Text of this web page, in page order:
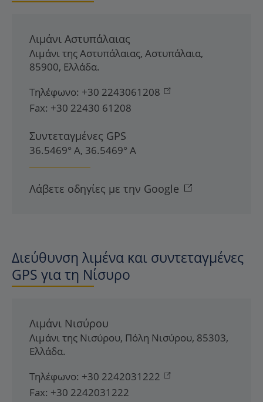
Λιμάνι Αστυπάλαιας
Λιμάνι της Αστυπάλαιας, Αστυπάλαια,
85900, Ελλάδα.
Τηλέφωνο: +30 2243061208
Fax: +30 22430 61208
Συντεταγμένες GPS
36.5469° Α, 36.5469° Α
Λάβετε οδηγίες με την Google
Διεύθυνση λιμένα και συντεταγμένες
GPS για τη Νίσυρο
Λιμάνι Νισύρου
Λιμάνι της Νισύρου, Πόλη Νισύρου, 85303,
Ελλάδα.
Τηλέφωνο: +30 2242031222
Fax: +30 2242031222